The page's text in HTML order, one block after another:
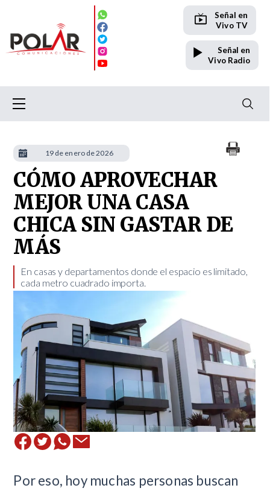
Señal en
Vivo TV
Señal en
Vivo Radio
CÓMO APROVECHAR
MEJOR UNA CASA
CHICA SIN GASTAR DE
MÁS
​​En casas y departamentos donde el espacio es limitado,
cada metro cuadrado importa.
Por eso, hoy muchas personas buscan
19 de enero de 2026